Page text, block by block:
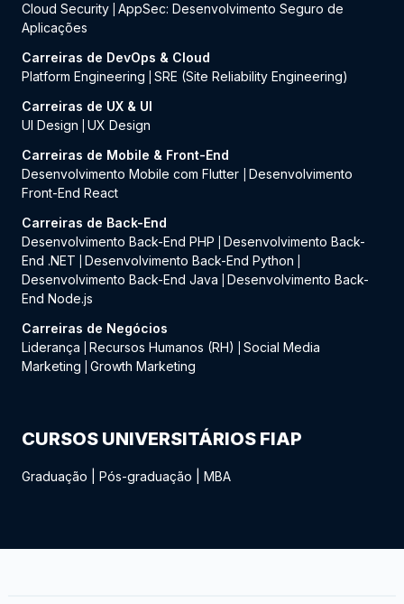
Cloud Security AppSec: Desenvolvimento Seguro de
Aplicações
Carreiras de DevOps & Cloud
Platform Engineering
SRE (Site Reliability Engineering)
Carreiras de UX & UI
UI Design
UX Design
Carreiras de Mobile & Front-End
Desenvolvimento Mobile com Flutter
Desenvolvimento
Front-End React
Carreiras de Back-End
Desenvolvimento Back-End PHP
Desenvolvimento Back-
End .NET
Desenvolvimento Back-End Python
Desenvolvimento Back-End Java
Desenvolvimento Back-
End Node.js
Carreiras de Negócios
Liderança
Recursos Humanos (RH)
Social Media
Marketing
Growth Marketing
CURSOS UNIVERSITÁRIOS FIAP
Graduação Pós-graduação MBA